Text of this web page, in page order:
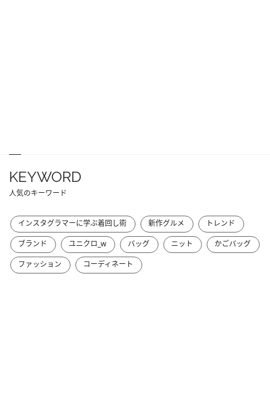
KEYWORD
人気のキーワード
インスタグラマーに学ぶ着回し術 新作グルメ
トレンド
ブランド
ユニクロ_w バッグ ニット
かごバッグ
ファッション
コーディネート